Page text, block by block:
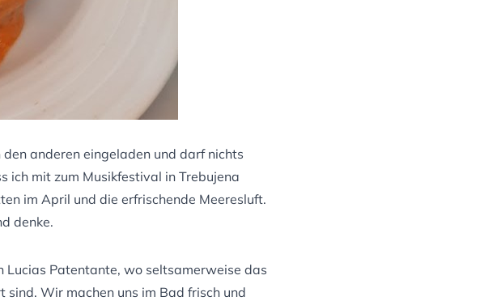
anderen eingeladen und darf nichts
ich mit zum Musikfestival in Trebujena
im April und die erfrischende Meeresluft.
denke.
Lucias Patentante, wo seltsamerweise das
Wir machen uns im Bad frisch und